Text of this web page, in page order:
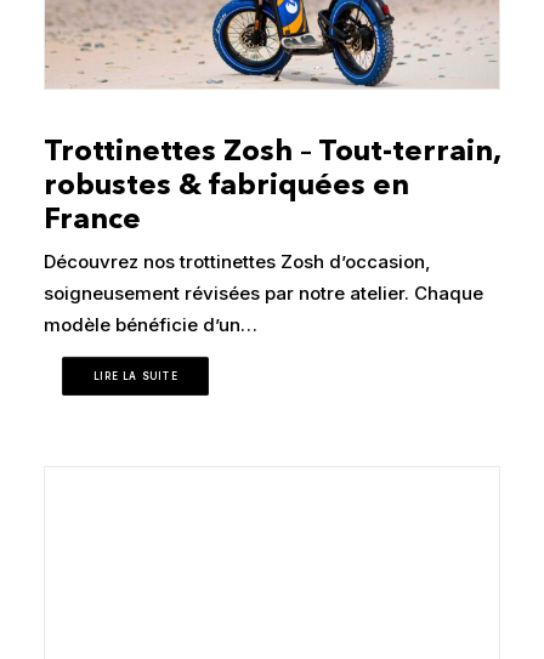
Trottinettes Zosh – Tout-terrain,
robustes & fabriquées en
France
Découvrez nos trottinettes Zosh d’occasion,
soigneusement révisées par notre atelier. Chaque
modèle bénéficie d’un…
LIRE LA SUITE